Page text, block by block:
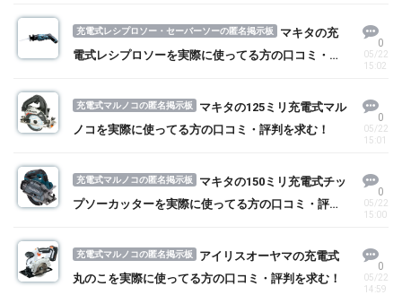
充電式レシプロソー・セーバーソーの匿名掲示板
マキタの充
電式レシプロソーを実際に使ってる方の口コミ・評
0
05/22
15:02
充電式マルノコの匿名掲示板
マキタの125ミリ充電式マル
ノコを実際に使ってる方の口コミ・評判を求む！
0
05/22
15:01
充電式マルノコの匿名掲示板
マキタの150ミリ充電式チッ
プソーカッターを実際に使ってる方の口コミ・評判
0
05/22
15:00
充電式マルノコの匿名掲示板
アイリスオーヤマの充電式
丸のこを実際に使ってる方の口コミ・評判を求む！
0
05/22
14:59